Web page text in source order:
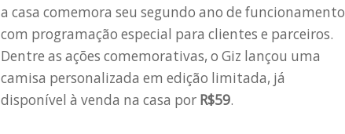
a casa comemora seu segundo ano de funcionamento
com programação especial para clientes e parceiros.
Dentre as ações comemorativas, o Giz lançou uma
camisa personalizada em edição limitada, já
disponível à venda na casa por R$59.